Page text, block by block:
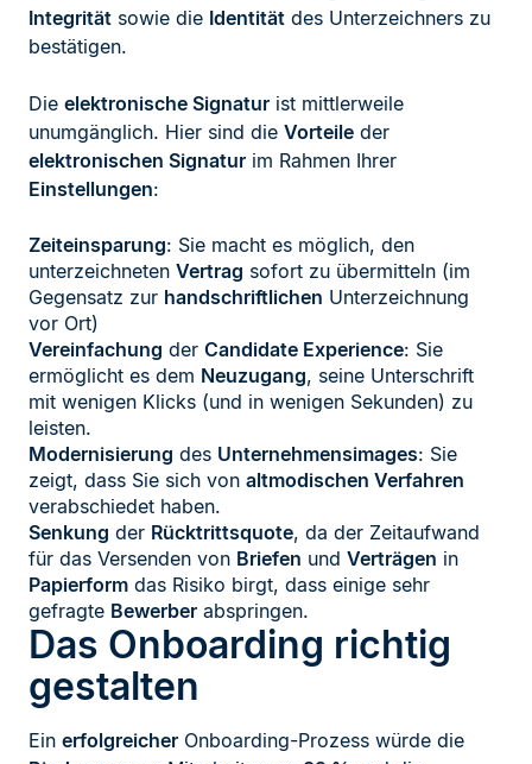
Integrität sowie die Identität des Unterzeichners zu
bestätigen.
Die elektronische Signatur ist mittlerweile
unumgänglich. Hier sind die Vorteile der
elektronischen Signatur im Rahmen Ihrer
Einstellungen:
Zeiteinsparung: Sie macht es möglich, den
unterzeichneten Vertrag sofort zu übermitteln (im
Gegensatz zur handschriftlichen Unterzeichnung
vor Ort)
Vereinfachung der Candidate Experience: Sie
ermöglicht es dem Neuzugang, seine Unterschrift
mit wenigen Klicks (und in wenigen Sekunden) zu
leisten.
Modernisierung des Unternehmensimages: Sie
zeigt, dass Sie sich von altmodischen Verfahren
verabschiedet haben.
Senkung der Rücktrittsquote, da der Zeitaufwand
für das Versenden von Briefen und Verträgen in
Papierform das Risiko birgt, dass einige sehr
gefragte Bewerber abspringen.
Das Onboarding richtig
gestalten
Ein erfolgreicher Onboarding-Prozess würde die